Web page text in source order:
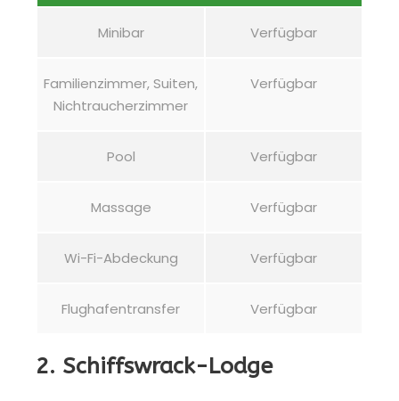
Minibar Verfügbar
Familienzimmer, Suiten,
Nichtraucherzimmer
Verfügbar
Pool Verfügbar
Massage Verfügbar
Wi-Fi-Abdeckung Verfügbar
Flughafentransfer Verfügbar
2. Schiffswrack-Lodge